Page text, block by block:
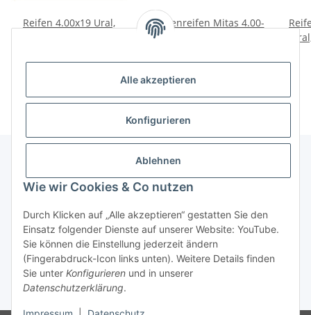
Alle akzeptieren
Konfigurieren
Ablehnen
Wie wir Cookies & Co nutzen
Durch Klicken auf „Alle akzeptieren“ gestatten Sie den
Einsatz folgender Dienste auf unserer Website: YouTube.
Sie können die Einstellung jederzeit ändern
(Fingerabdruck-Icon links unten). Weitere Details finden
Sie unter Konfigurieren und in unserer
Datenschutzerklärung.
Reifen 4.00x19 Ural,
Stollenreifen Mitas 4.00-
19 E05 Ural, Dnepr,
Informationen
Gesetzliche Informationen
Widerrufsbutton
* Alle Preise inkl. gesetzlicher USt., zzgl.